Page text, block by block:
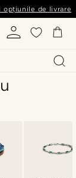
opțiunile de livrare